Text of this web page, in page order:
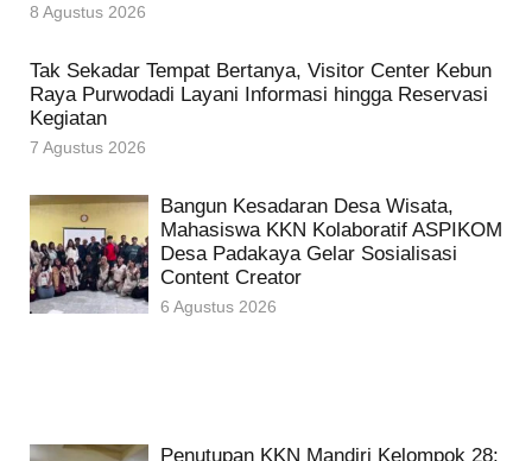
8 Agustus 2026
Tak Sekadar Tempat Bertanya, Visitor Center Kebun
Raya Purwodadi Layani Informasi hingga Reservasi
Kegiatan
7 Agustus 2026
Bangun Kesadaran Desa Wisata,
Mahasiswa KKN Kolaboratif ASPIKOM
Desa Padakaya Gelar Sosialisasi
Content Creator
6 Agustus 2026
Penutupan KKN Mandiri Kelompok 28: